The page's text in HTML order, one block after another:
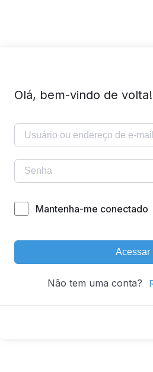
Olá, bem-vindo de volta!
Mantenha-me conectado
Acessar
Não tem uma conta?